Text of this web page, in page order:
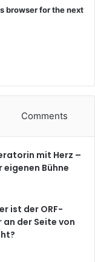
browser for the next
Comments
mit Herz –
eigenen Bühne
ist der ORF-
der Seite von